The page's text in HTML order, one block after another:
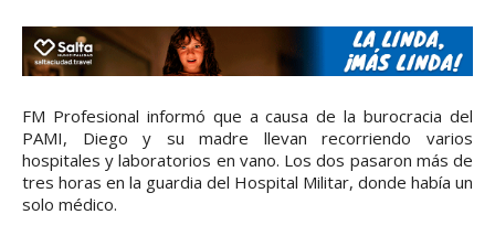
FM Profesional informó que a causa de la burocracia del
PAMI, Diego y su madre llevan recorriendo varios
hospitales y laboratorios en vano. Los dos pasaron más de
tres horas en la guardia del Hospital Militar, donde había un
solo médico.